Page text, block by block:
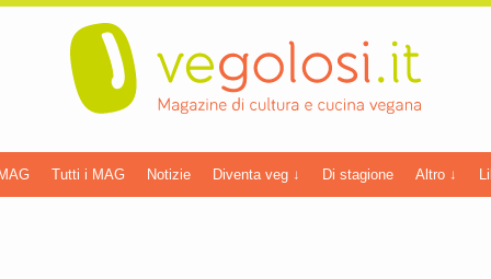
Tutti i MAG Notizie Diventa veg ↓ Di stagione Altro ↓